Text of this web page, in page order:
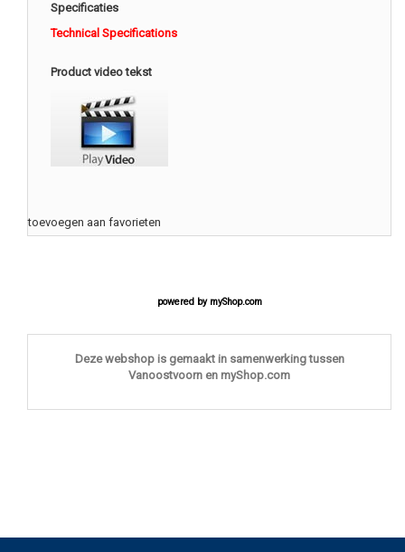
Specificaties
Technical Specifications
Product video tekst
toevoegen aan favorieten
powered by myShop.com
Deze webshop is gemaakt in samenwerking tussen
Vanoostvoorn en myShop.com